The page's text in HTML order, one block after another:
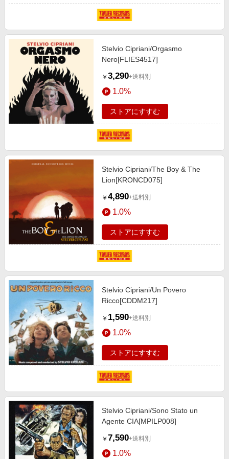
Stelvio Cipriani/Orgasmo
Nero[FLIES4517]
￥ 3,290+送料別
1.0%
ストアにすすむ
Stelvio Cipriani/The Boy & The
Lion[KRONCD075]
￥ 4,890+送料別
1.0%
ストアにすすむ
Stelvio Cipriani/Un Povero
Ricco[CDDM217]
￥ 1,590+送料別
1.0%
ストアにすすむ
Stelvio Cipriani/Sono Stato un
Agente CIA[MPILP008]
￥ 7,590+送料別
1.0%